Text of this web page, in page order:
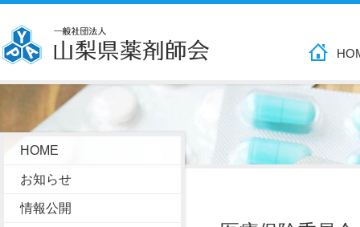
HOME
お知らせ
情報公開